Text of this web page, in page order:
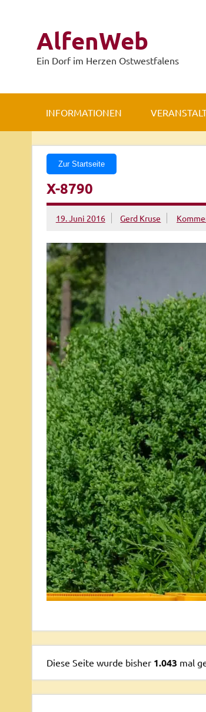
AlfenWeb
Ein Dorf im Herzen Ostwestfalens
INFORMATIONEN
Zur Startseite
X-8790
19. Juni 2016 Gerd Kruse
Diese Seite wurde bisher1.043 mal